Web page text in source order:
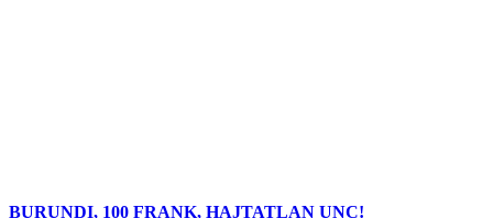
BURUNDI, 100 FRANK, HAJTATLAN UNC!